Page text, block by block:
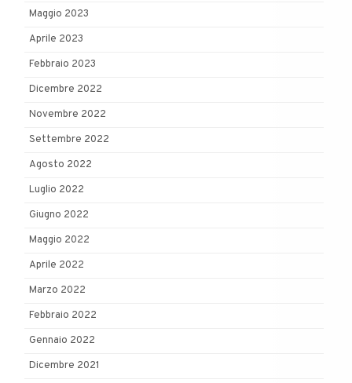
Maggio 2023
Aprile 2023
Febbraio 2023
Dicembre 2022
Novembre 2022
Settembre 2022
Agosto 2022
Luglio 2022
Giugno 2022
Maggio 2022
Aprile 2022
Marzo 2022
Febbraio 2022
Gennaio 2022
Dicembre 2021